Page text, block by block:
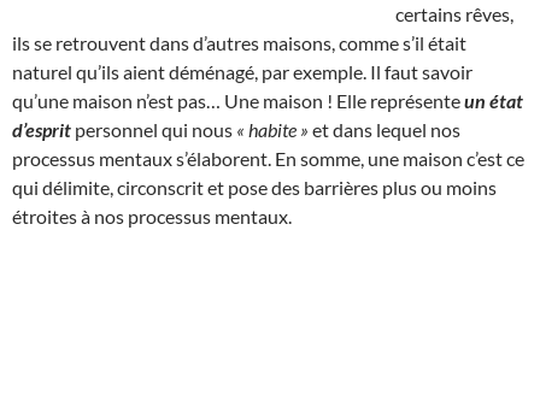
certains rêves,
ils se retrouvent dans d’autres maisons, comme s’il était
naturel qu’ils aient déménagé, par exemple. Il faut savoir
qu’une maison n’est pas… Une maison ! Elle représenteun état
d’esprit personnel qui nous « habite » et dans lequel nos
processus mentaux s’élaborent. En somme, une maison c’est ce
qui délimite, circonscrit et pose des barrières plus ou moins
étroites à nos processus mentaux.